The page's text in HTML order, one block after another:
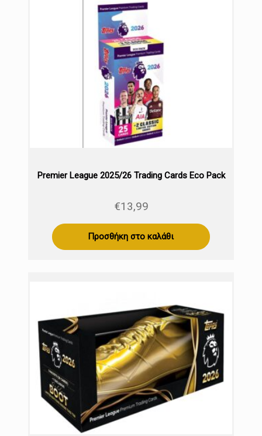
Premier League 2025/26 Trading Cards Eco Pack
€13,99
Προσθήκη στο καλάθι